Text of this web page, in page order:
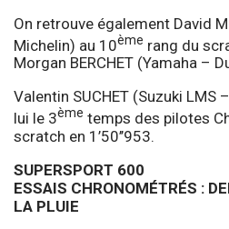
On retrouve également David
Michelin) au 10ème rang du
Morgan BERCHET (Yamaha –
Valentin SUCHET (Suzuki LMS
lui le 3ème temps des pilotes
scratch en 1’50’’953.
SUPERSPORT 600
ESSAIS CHRONOMÉTRÉS :
LA PLUIE